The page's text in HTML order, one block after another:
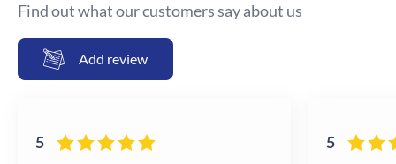
Find out what our customers say about us
Add review
5 5